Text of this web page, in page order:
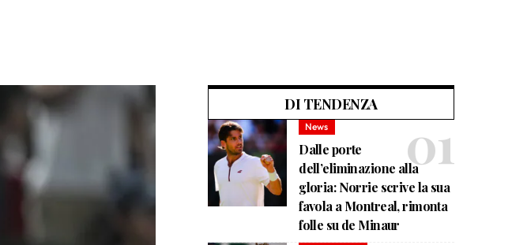
DI TENDENZA
News
Dalle porte
dell’eliminazione alla
gloria: Norrie scrive la sua
favola a Montreal, rimonta
folle su de Minaur